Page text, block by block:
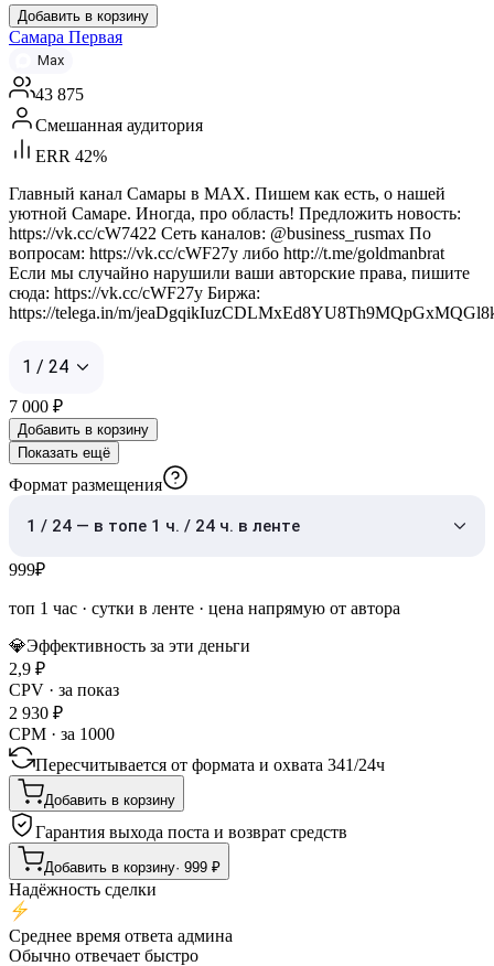
Добавить в корзину
Самара Первая
Max
43 875
Смешанная аудитория
ERR 42%
Главный канал Самары в MAX. Пишем как есть, о нашей
уютной Самаре. Иногда, про область! Предложить новость:
https://vk.cc/cW7422 Сеть каналов: @business_rusmax По
вопросам: https://vk.cc/cWF27y либо http://t.me/goldmanbrat
Если мы случайно нарушили ваши авторские права, пишите
сюда: https://vk.cc/cWF27y Биржа:
https://telega.in/m/
1 / 24
7 000 ₽
Добавить в корзину
Показать ещё
Формат размещения
1 / 24 — в топе 1 ч. / 24 ч. в ленте
999₽
топ 1 час · сутки в ленте · цена напрямую от автора
💎Эффективность за эти деньги
2,9 ₽
CPV · за показ
2 930 ₽
CPM · за 1000
Пересчитывается от формата и охвата 341/24ч
Добавить в корзину
Гарантия выхода поста и возврат средств
Добавить в корзину· 999 ₽
Надёжность сделки
Среднее время ответа админа
Обычно отвечает быстро